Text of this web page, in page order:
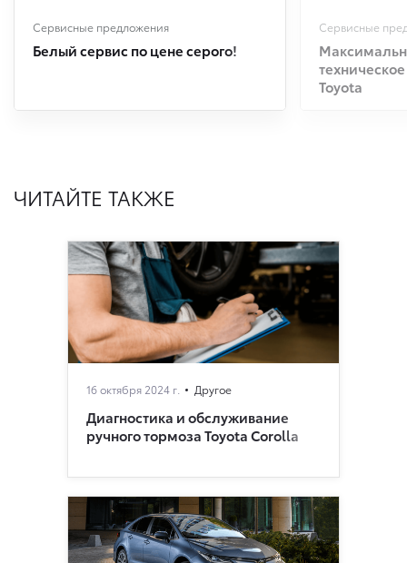
Сервисные предложения
Белый сервис по цене серого!
Сервисные
Toyota
ЧИТАЙТЕ ТАКЖЕ
16 октября 2024 г. Другое
Диагностика и обслуживание
ручного тормоза Toyota Corolla